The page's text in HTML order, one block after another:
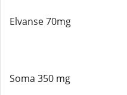
Elvanse 70mg
Soma 350 mg